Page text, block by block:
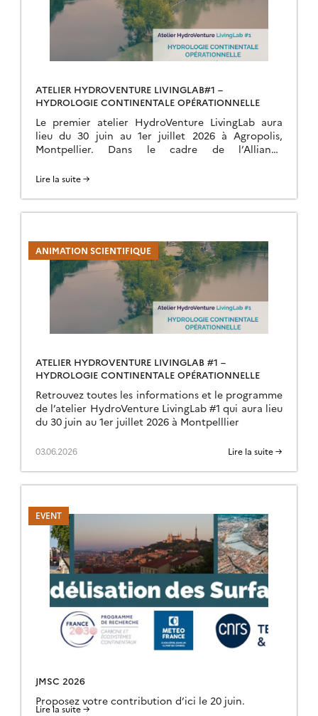
ATELIER HYDROVENTURE LIVINGLAB#1 –
HYDROLOGIE CONTINENTALE OPÉRATIONNELLE
Le premier atelier HydroVenture LivingLab aura
lieu du 30 juin au 1er juillet 2026 à Agropolis,
Montpellier. Dans le cadre de l’Alliance
TERRA | THEIA, […]
Lire la suite →
ANIMATION SCIENTIFIQUE
ATELIER HYDROVENTURE LIVINGLAB #1 –
HYDROLOGIE CONTINENTALE OPÉRATIONNELLE
Retrouvez toutes les informations et le programme
de l’atelier HydroVenture LivingLab #1 qui aura lieu
du 30 juin au 1er juillet 2026 à Montpelllier
03.06.2026 Lire la suite →
JMSC 2026
Proposez votre contribution d’ici le 20 juin.
Lire la suite →